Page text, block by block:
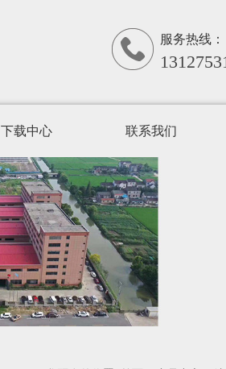
服务热线：
下载中心 联系我们